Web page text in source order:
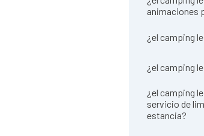
animaciones
¿el camping
¿el camping
¿el camping
servicio de
estancia?